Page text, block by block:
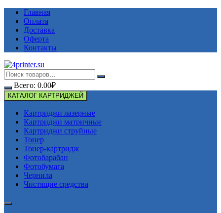
Перейти
содержимому
Главная
Оплата
Доставка
Оферта
Контакты
Всего: 0.00₽
КАТАЛОГ КАРТРИДЖЕЙ
Картриджи лазерные
Картриджи матричные
Картриджи струйные
Тонер
Тонер-картридж
Фотобарабан
Фотобумага
Чернила
Чистящие средства